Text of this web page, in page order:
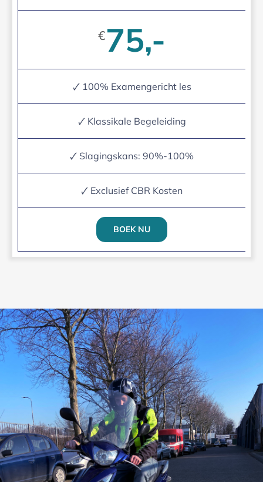
€75,-
🗸 100% Examengericht les
🗸 Klassikale Begeleiding
🗸 Slagingskans: 90%-100%
🗸 Exclusief CBR Kosten
BOEK NU